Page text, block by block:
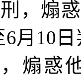
，煽
6月 10
煽惑